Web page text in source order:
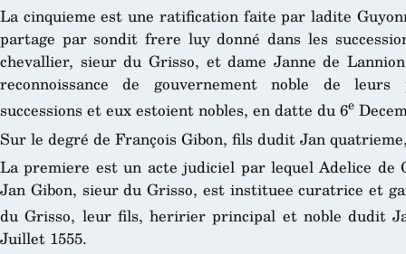
La cinquieme est une ratification faite par ladite
partage par sondit frere luy donné dans les
chevallier, sieur du Grisso, et dame Janne de
reconnoissance de gouvernement noble de
successions et eux estoient nobles, en datte du 6e
Sur le degré de François Gibon, fils dudit Jan
La premiere est un acte judiciel par lequel Adelice de
Jan Gibon, sieur du Grisso, est instituee curatrice et
du Grisso, leur fils, heririer principal et noble dudit
Juillet 1555.